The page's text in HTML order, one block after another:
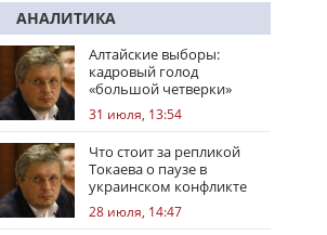
АНАЛИТИКА
Алтайские выборы:
кадровый голод
«большой четверки»
31 июля, 13:54
Что стоит за репликой
Токаева о паузе в
украинском конфликте
28 июля, 14:47